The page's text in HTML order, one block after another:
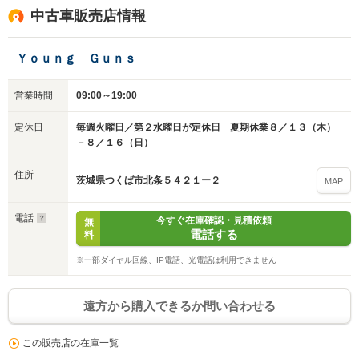
中古車販売店情報
Ｙｏｕｎｇ Ｇｕｎｓ
営業時間 09:00～19:00
定休日
毎週火曜日／第２水曜日が定休日 夏期休業８／１３（木）
－８／１６（日）
住所 茨城県つくば市北条５４２１ー２ MAP
電話
無
料
今すぐ在庫確認・見積依頼
電話する
※一部ダイヤル回線、IP電話、光電話は利用できません
遠方から購入できるか問い合わせる
この販売店の在庫一覧
入力途中の情報を保存しますか？
※保存された情報は90 日で破棄されます
いいえ はい